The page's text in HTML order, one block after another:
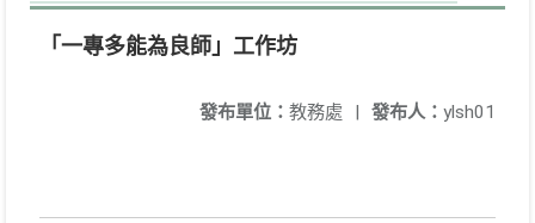
「一專多能為良師」工作坊
發布人： ylsh01
發布單位： 教務處 |